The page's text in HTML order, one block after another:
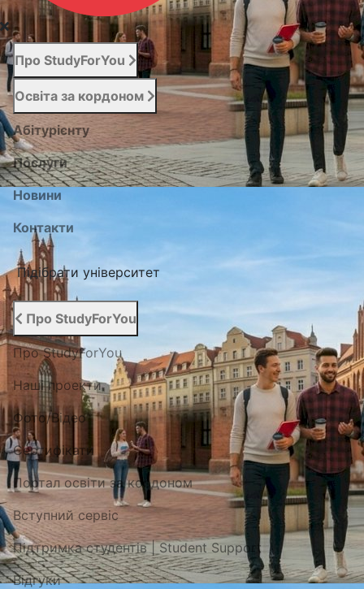
Про StudyForYou
Освіта за кордоном
Абітурієнту
Послуги
Новини
Контакти
Підібрати університет
Про StudyForYou
Про StudyForYou
Наші проекти
Фото/Відео
Сертифікати
Портал освіти за кордоном
Вступний сервіс
Підтримка студентів | Student Support
Відгуки